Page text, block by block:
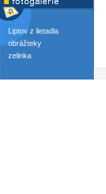
Liptov z lietadla
obrážteky
zelinka